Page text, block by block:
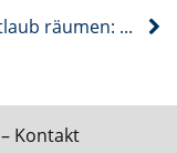
Herbstlaub räumen: Das sind Ihre Pflichten
– Kontakt